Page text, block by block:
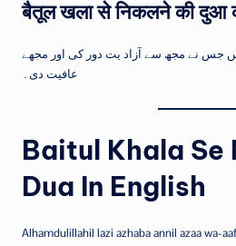
बैतूल खला से निकलने की दुआ
جس نے مجھ سے آزاد یت دور کی اور مجھے
عافیت دی۔
Baitul Khala Se
Dua In English
Alhamdulillahil lazi azhaba annil azaa wa-